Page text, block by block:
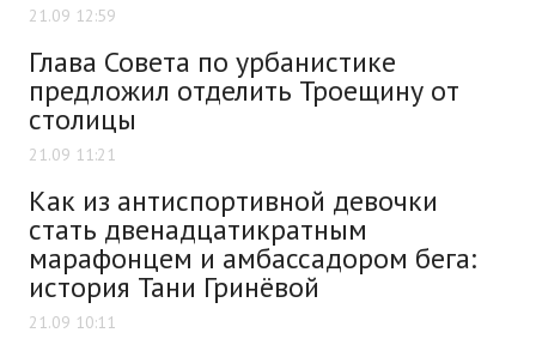
21.09 12:59
Глава Совета по урбанистике
предложил отделить Троещину от
столицы
21.09 11:21
Как из антиспортивной девочки
стать двенадцатикратным
марафонцем и амбассадором бега:
история Тани Гринёвой
21.09 10:11